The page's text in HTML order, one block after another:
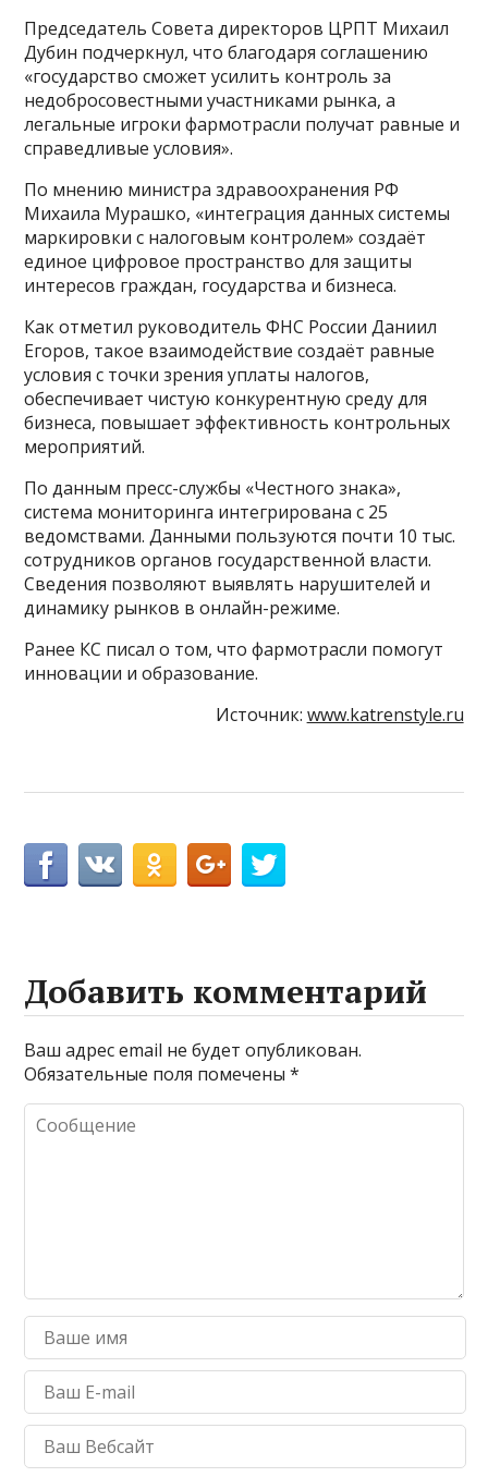
Председатель Совета директоров ЦРПТ Михаил
Дубин подчеркнул, что благодаря соглашению
«государство сможет усилить контроль за
недобросовестными участниками рынка, а
легальные игроки фармотрасли получат равные и
справедливые условия».
По мнению министра здравоохранения РФ
Михаила Мурашко, «интеграция данных системы
маркировки с налоговым контролем» создаёт
единое цифровое пространство для защиты
интересов граждан, государства и бизнеса.
Как отметил руководитель ФНС России Даниил
Егоров, такое взаимодействие создаёт равные
условия с точки зрения уплаты налогов,
обеспечивает чистую конкурентную среду для
бизнеса, повышает эффективность контрольных
мероприятий.
По данным пресс-службы «Честного знака»,
система мониторинга интегрирована с 25
ведомствами. Данными пользуются почти 10 тыс.
сотрудников органов государственной власти.
Сведения позволяют выявлять нарушителей и
динамику рынков в онлайн-режиме.
Ранее КС писал о том, что фармотрасли помогут
инновации и образование.
Источник: www.katrenstyle.ru
Добавить комментарий
Ваш адрес email не будет опубликован.
Обязательные поля помечены*